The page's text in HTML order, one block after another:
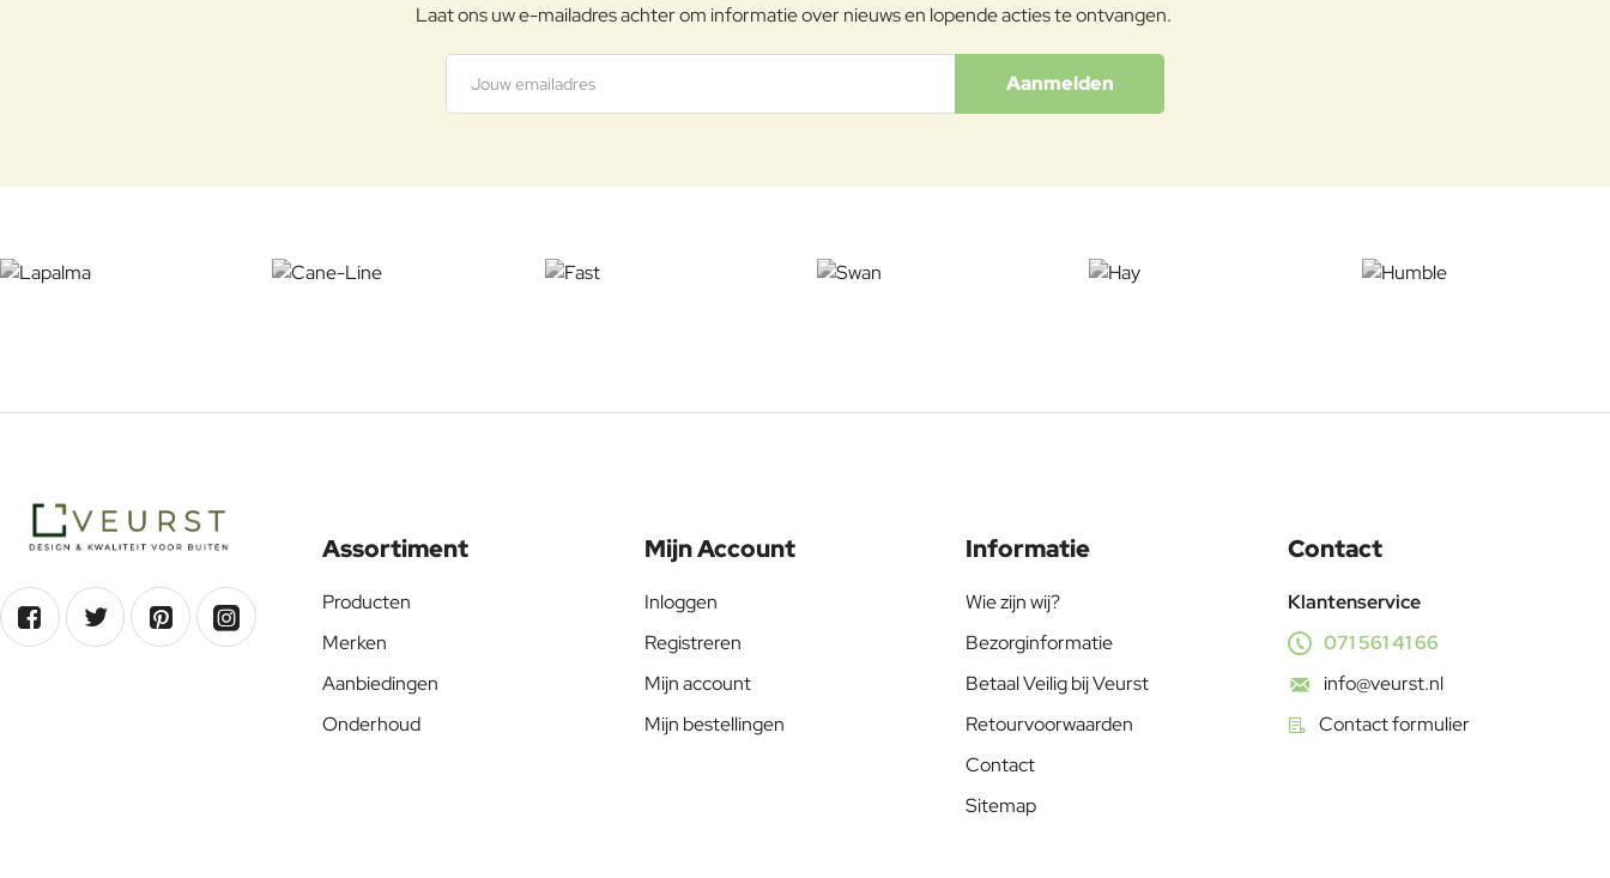
Laat ons uw e-mailadres achter om informatie over nieuws en lopende acties te ontvangen.
emailadres
Aanmelden
Assortiment
Producten
Merken
Aanbiedingen
Onderhoud
Mijn Account
Inloggen
Registreren
Mijn account
Mijn bestellingen
Informatie
Wie zijn wij?
Bezorginformatie
Betaal Veilig bij Veurst
Retourvoorwaarden
Contact
Sitemap
Contact
Klantenservice
071 561 41 66
info@veurst.nl
Contact formulier